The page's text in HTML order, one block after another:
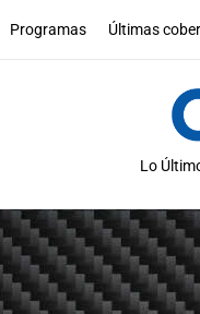
Programas Últimas
Lo